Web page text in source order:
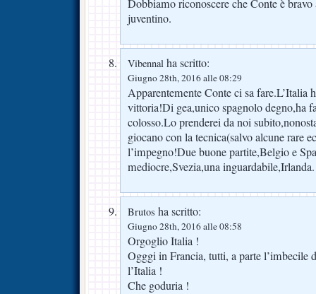
Dobbiamo riconoscere che Conte è bravo
juventino.
Vibennal ha scritto:
Giugno 28th, 2016 alle 08:29
Apparentemente Conte ci sa fare.L’Italia
vittoria!Di gea,unico spagnolo degno,ha
colosso.Lo prenderei da noi
giocano con la tecnica(salvo alcune rare
l’impegno!Due buone partite,Belgio e
mediocre,Svezia,una inguardabile,Irlanda.
Brutos ha scritto:
Giugno 28th, 2016 alle 08:58
Orgoglio Italia !
Ogggi in Francia, tutti, a parte l’imbecile
l’Italia !
Che goduria !